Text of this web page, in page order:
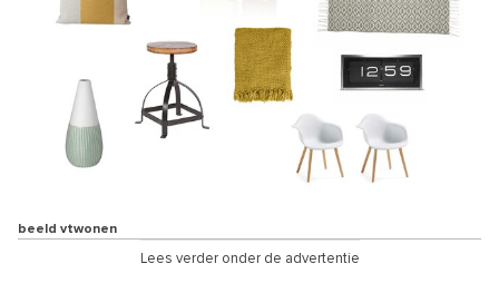
beeld vtwonen
Lees verder onder de advertentie